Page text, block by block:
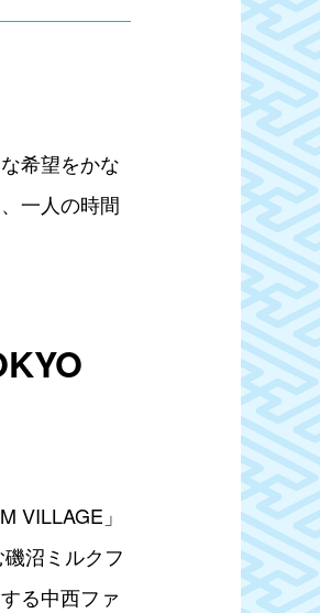
希望をかな
一人の時間
VILLAGE」
沼ミルクフ
る中西ファ